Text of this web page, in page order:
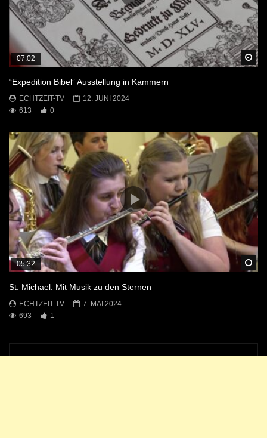
07:02
“Expedition Bibel” Ausstellung in Kammern
ECHTZEIT-TV
12. JUNI 2024
613
0
05:32
St. Michael: Mit Musik zu den Sternen
ECHTZEIT-TV
7. MAI 2024
693
1